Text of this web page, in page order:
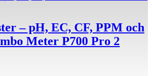
– pH, EC, CF, PPM och
Meter P700 Pro 2